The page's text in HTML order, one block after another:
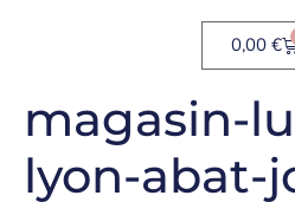
0,00 €
magasin-
lyon-abat-